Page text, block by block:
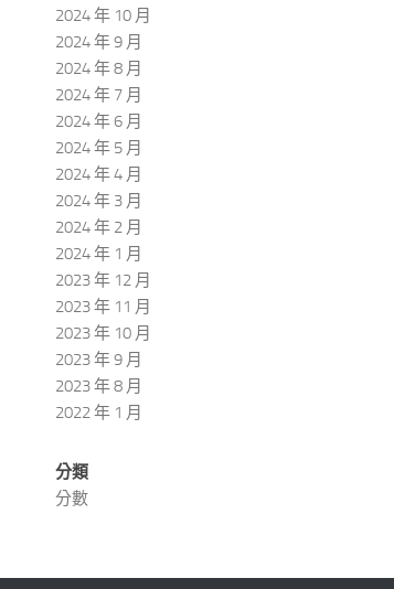
2024 年 10 月
2024 年 9 月
2024 年 8 月
2024 年 7 月
2024 年 6 月
2024 年 5 月
2024 年 4 月
2024 年 3 月
2024 年 2 月
2024 年 1 月
2023 年 12 月
2023 年 11 月
2023 年 10 月
2023 年 9 月
2023 年 8 月
2022 年 1 月
分類
分數